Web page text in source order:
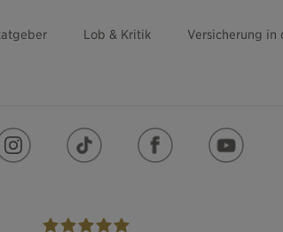
Lob & Kritik Versicherung in